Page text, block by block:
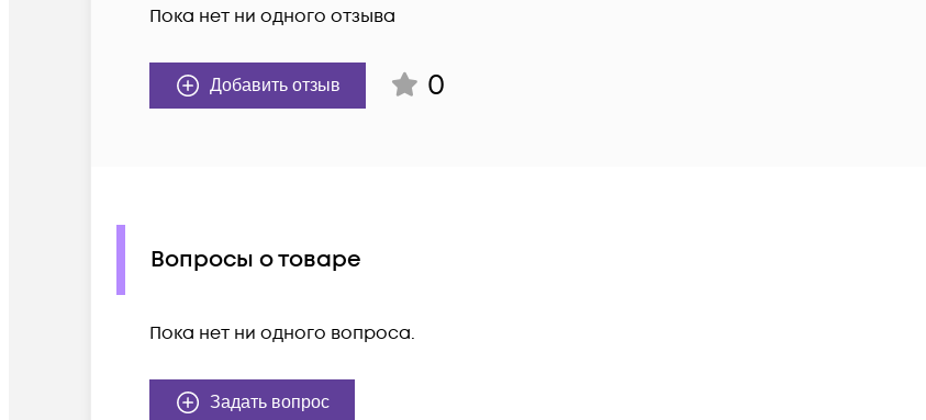
Пока нет ни одного отзыва
Добавить отзыв 0
Вопросы о товаре
Пока нет ни одного вопроса.
Задать вопрос